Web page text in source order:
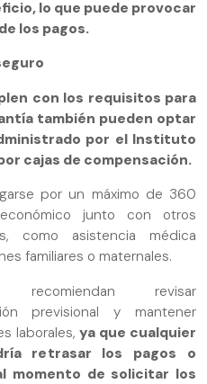
lo que puede provocar
los pagos.
con los requisitos para
también pueden optar
por el Instituto
cajas de compensación.
por un máximo de 360
junto con otros
como asistencia médica
familiares o maternales.
recomiendan revisar
previsional y mantener
laborales,ya que cualquier
retrasar los pagos o
momento de solicitar los